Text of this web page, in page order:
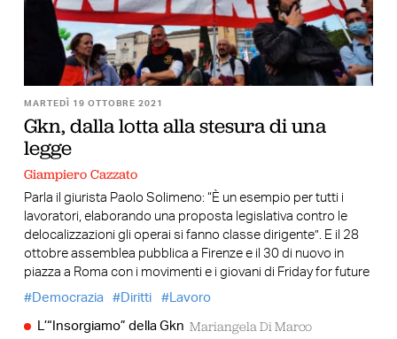
MARTEDÌ 19 OTTOBRE 2021
Gkn, dalla lotta alla stesura di una
legge
Giampiero Cazzato
Parla il giurista Paolo Solimeno: “È un esempio per tutti i
lavoratori, elaborando una proposta legislativa contro le
delocalizzazioni gli operai si fanno classe dirigente”. E il 28
ottobre assemblea pubblica a Firenze e il 30 di nuovo in
piazza a Roma con i movimenti e i giovani di Friday for future
Democrazia
Diritti Lavoro
L’“Insorgiamo” della Gkn Mariangela Di Marco